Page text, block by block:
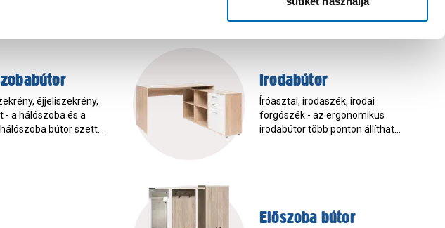
éjjeliszekrény,
- a hálószoba és a
bútor szett
Irodabútor
Íróasztal, irodaszék, irodai
forgószék - az ergonomikus
irodabútor több ponton állítható,
Előszoba bútor